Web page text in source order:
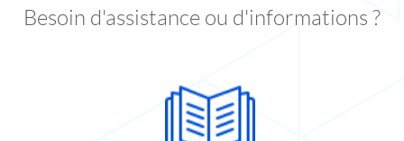
Besoin d'assistance ou d'informations ?